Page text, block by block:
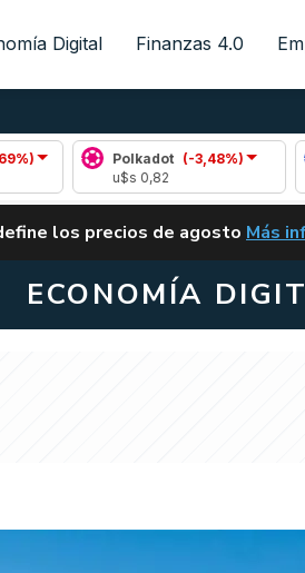
Digital Finanzas 4.0
Polkadot
(-3,48%)
ALERTA
los precios de agosto Más
ECONOMÍA